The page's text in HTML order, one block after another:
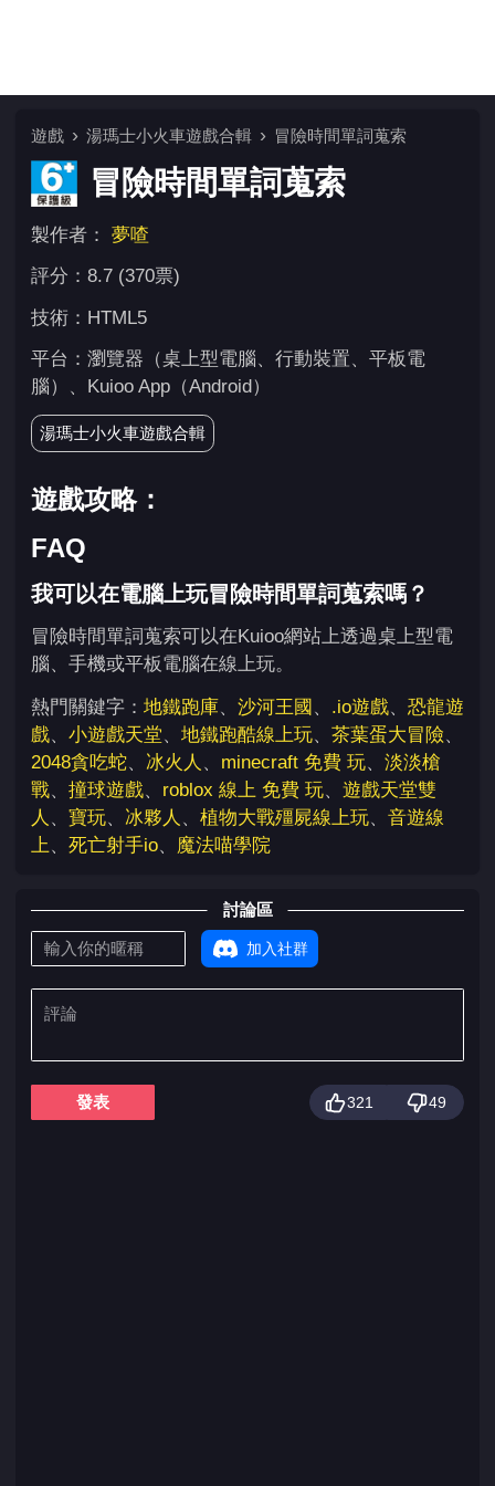
遊戲 湯瑪士小火車遊戲合輯 冒險時間單詞蒐索
冒險時間單詞蒐索
製作者： 夢喳
評分：8.7 (370票)
技術：HTML5
平台：瀏覽器（桌上型電腦、行動裝置、平板電
腦）、Kuioo App（Android）
湯瑪士小火車遊戲合輯
遊戲攻略：
FAQ
我可以在電腦上玩冒險時間單詞蒐索嗎？
冒險時間單詞蒐索可以在Kuioo網站上透過桌上型電
腦、手機或平板電腦在線上玩。
熱門關鍵字： 地鐵跑庫、 沙河王國 、 .io遊戲、 恐龍遊
戲、 小遊戲天堂、 地鐵跑酷線上玩、 茶葉蛋大冒險、
2048貪吃蛇、 冰火人 、 minecraft 免費 玩、 淡淡槍
戰、 撞球遊戲、 roblox 線上 免費 玩、 遊戲天堂雙
人 、 寶玩、 冰夥人 、 植物大戰殭屍線上玩、 音遊線
上、 死亡射手io、 魔法喵學院
討論區
加入社群
發表 321 49